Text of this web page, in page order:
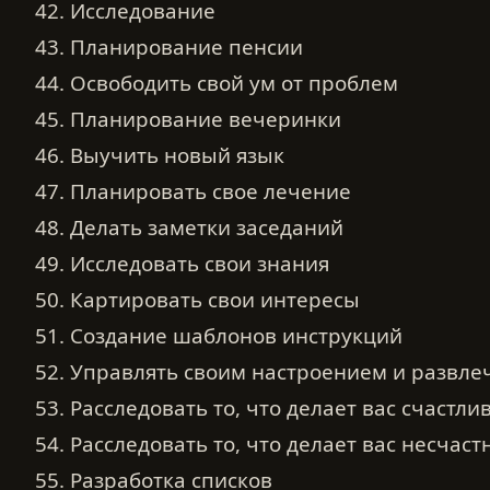
42. Исследование
43. Планирование пенсии
44. Освободить свой ум от проблем
45. Планирование вечеринки
46. Выучить новый язык
47. Планировать свое лечение
48. Делать заметки заседаний
49. Исследовать свои знания
50. Картировать свои интересы
51. Создание шаблонов инструкций
52. Управлять своим настроением и
53. Расследовать то, что делает вас
54. Расследовать то, что делает вас
55. Разработка списков